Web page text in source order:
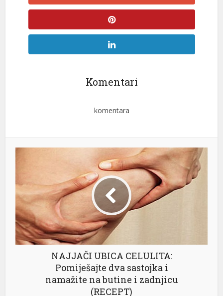
Komentari
komentara
NAJJAČI UBICA CELULITA:
Pomiješajte dva sastojka i
namažite na butine i zadnjicu
(RECEPT)